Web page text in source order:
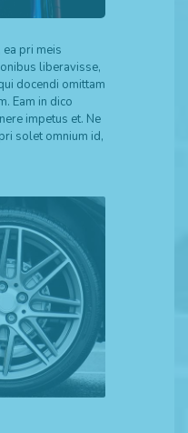
pri meis
liberavisse,
docendi omittam
Eam in dico
impetus et. Ne
solet omnium id,